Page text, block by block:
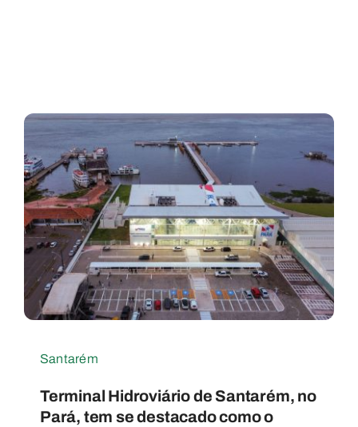
Santarém
Terminal Hidroviário de Santarém, no
Pará, tem se destacado como o